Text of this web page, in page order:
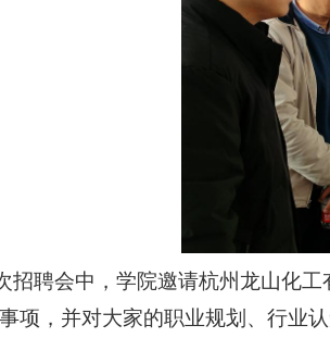
招聘会中，学院邀请杭州龙山化
项，并对大家的职业规划、行业